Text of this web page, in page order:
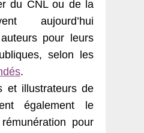
du CNL ou de la
aujourd’hui
pour leurs
selon les
.
et illustrateurs de
également le
pour